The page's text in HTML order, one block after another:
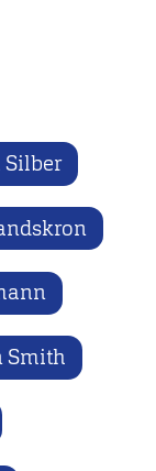
Silber
Smith